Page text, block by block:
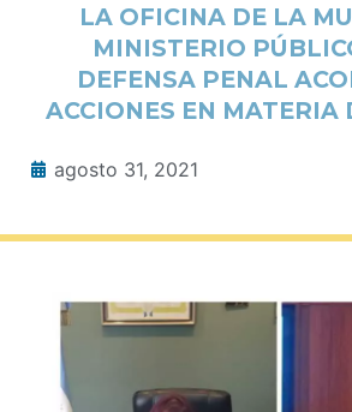
LA OFICINA DE LA
MINISTERIO
DEFENSA PENAL
ACCIONES EN MATERIA
agosto 31, 2021